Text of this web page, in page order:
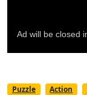
Puzzle Action